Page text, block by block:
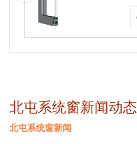
北屯系统窗新闻动态
北屯系统窗新闻